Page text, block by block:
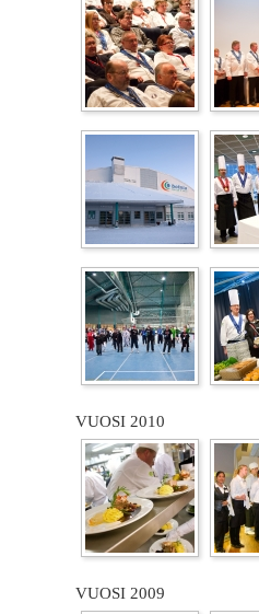
VUOSI 2010
VUOSI 2009